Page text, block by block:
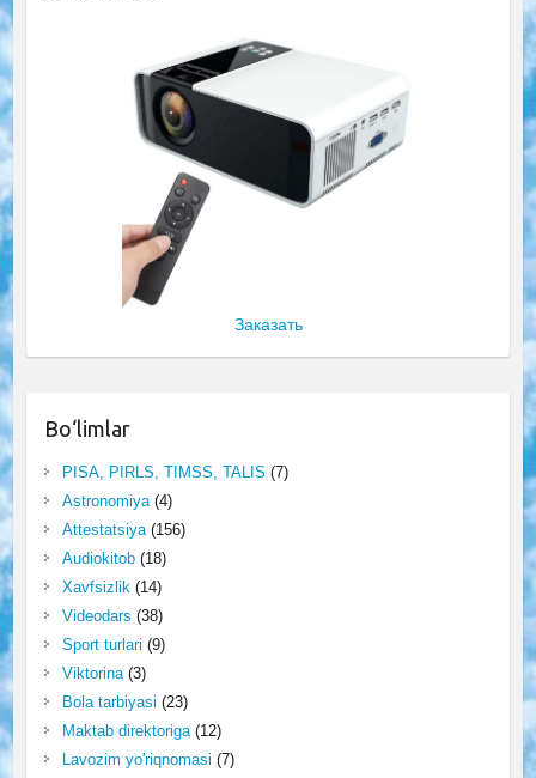
Заказать
Bo‘limlar
PISA, PIRLS, TIMSS, TALIS (7)
Astronomiya(4)
Attestatsiya(156)
Audiokitob(18)
Xavfsizlik(14)
Videodars (38)
Sport turlari (9)
Viktorina(3)
Bola tarbiyasi (23)
Maktab direktoriga(12)
Lavozim yo'riqnomasi (7)